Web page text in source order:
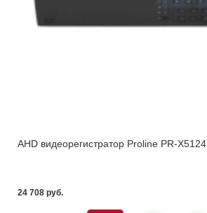
AHD видеорегистратор Proline PR-X5124
24 708 pуб.